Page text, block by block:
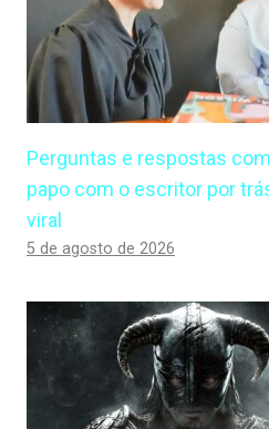
Perguntas e respostas
papo com o escritor por
viral
5 de agosto de 2026